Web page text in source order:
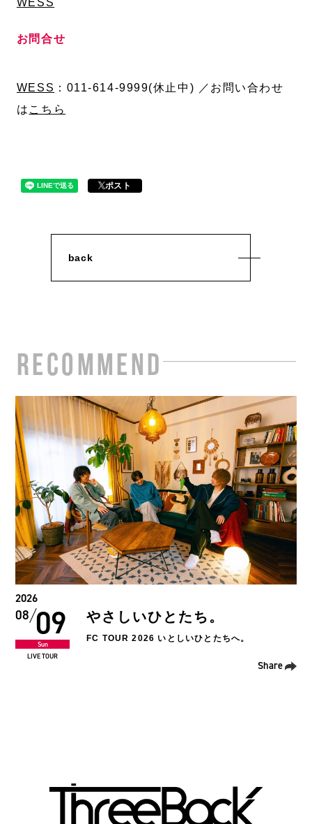
WESS
お問合せ
WESS ： 011-614-9999(休止中) ／お問い合わせ
は こちら
ポスト
back
RECOMMEND
ちへ。
08 11 HIKAGE
“human. TOUR”